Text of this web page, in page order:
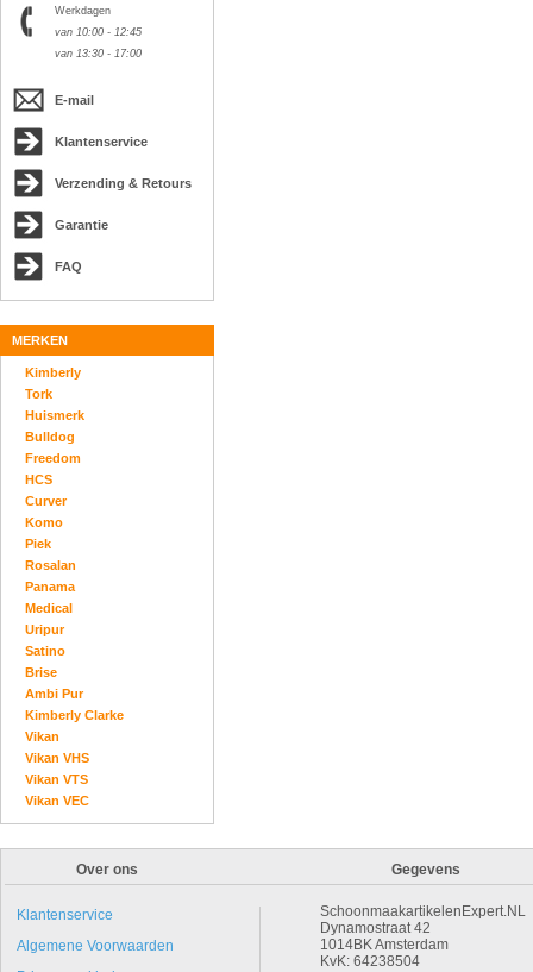
Werkdagen
van 10:00 - 12:45
van 13:30 - 17:00
E-mail
Klantenservice
Verzending & Retours
Garantie
FAQ
MERKEN
Kimberly
Tork
Huismerk
Bulldog
Freedom
HCS
Curver
Komo
Piek
Rosalan
Panama
Medical
Uripur
Satino
Brise
Ambi Pur
Kimberly Clarke
Vikan
Vikan VHS
Vikan VTS
Vikan VEC
Over ons Gegevens
Klantenservice
Algemene Voorwaarden
SchoonmaakartikelenExpert.NL
Dynamostraat 42
1014BK Amsterdam
KvK: 64238504